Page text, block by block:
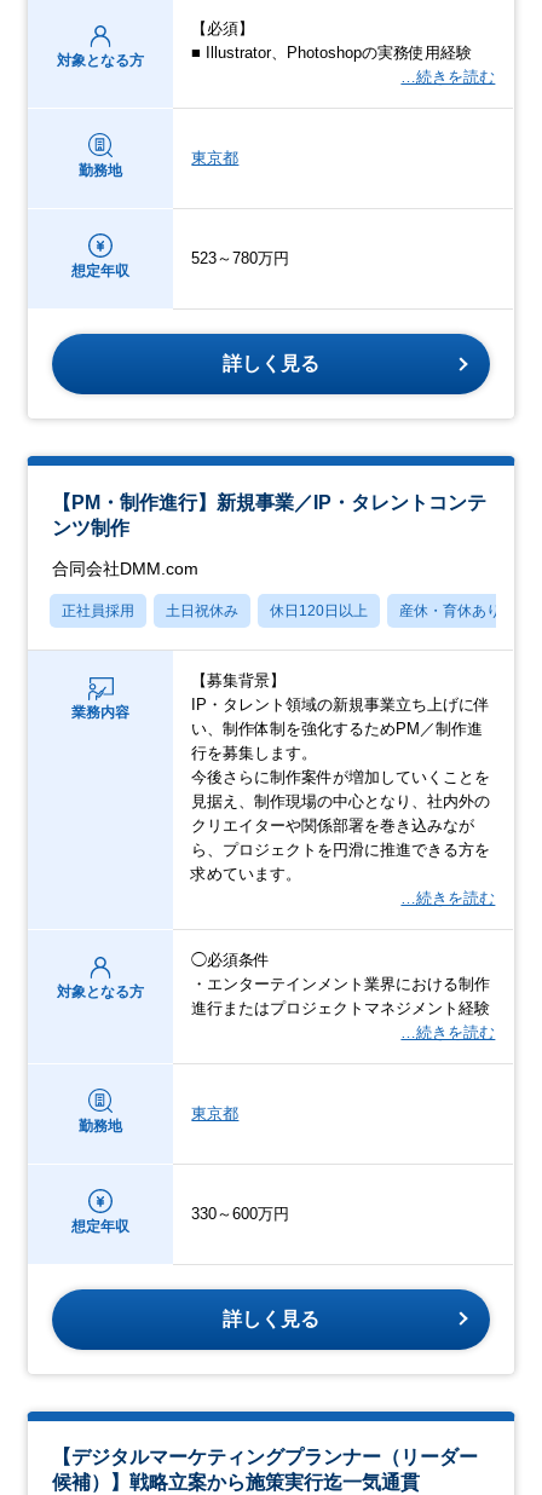
対象となる方
【必須】
■ Illustrator、Photoshopの実務使用経験
…続きを読む
勤務地
東京都
想定年収
523～780万円
詳しく見る
【PM・制作進行】新規事業／IP・タレントコンテ
ンツ制作
合同会社DMM.com
正社員採用 土日祝休み 休日120日以上 産休・育休あり
業務内容
【募集背景】
IP・タレント領域の新規事業立ち上げに伴
い、制作体制を強化するためPM／制作進
行を募集します。
今後さらに制作案件が増加していくことを
見据え、制作現場の中心となり、社内外の
クリエイターや関係部署を巻き込みなが
ら、プロジェクトを円滑に推進できる方を
求めています。
…続きを読む
対象となる方
◯必須条件
・エンターテインメント業界における制作
進行またはプロジェクトマネジメント経験
…続きを読む
勤務地
東京都
想定年収
330～600万円
詳しく見る
【デジタルマーケティングプランナー（リーダー
候補）】戦略立案から施策実行迄一気通貫